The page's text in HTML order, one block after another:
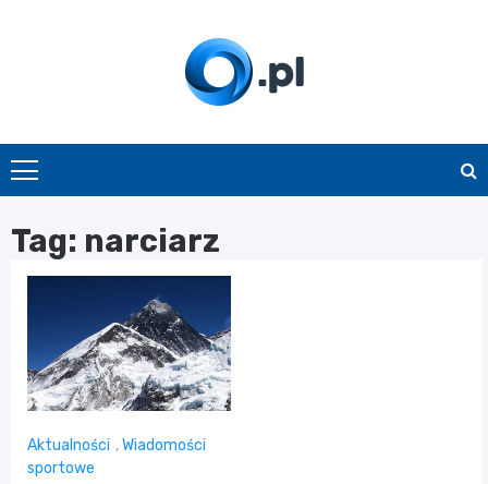
O.pl
Tag: narciarz
Aktualności ,Wiadomości
sportowe